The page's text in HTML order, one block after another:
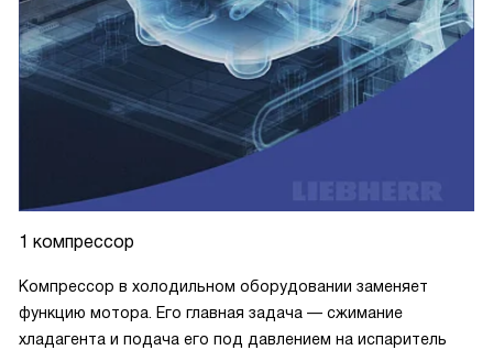
должен выглядеть. Свежие овощи и какой-нибудь творог
очень важны в рационе. Творожки и сливочное масло
точно так же сохраняются свежими, как яблоки и капуста.
Никакого инея не намерзает на стенках, размораживать не
надо. В пару к этой модели я купила морозильник, чтобы
часть продуктов хранить в замороженном виде. Итоговый
объем получился даже больше, чем если бы я приобрела
один обычный большой холодильник, так что я довольна,
1 компрессор
Компрессор в холодильном оборудовании заменяет
функцию мотора. Его главная задача — сжимание
хладагента и подача его под давлением на испаритель